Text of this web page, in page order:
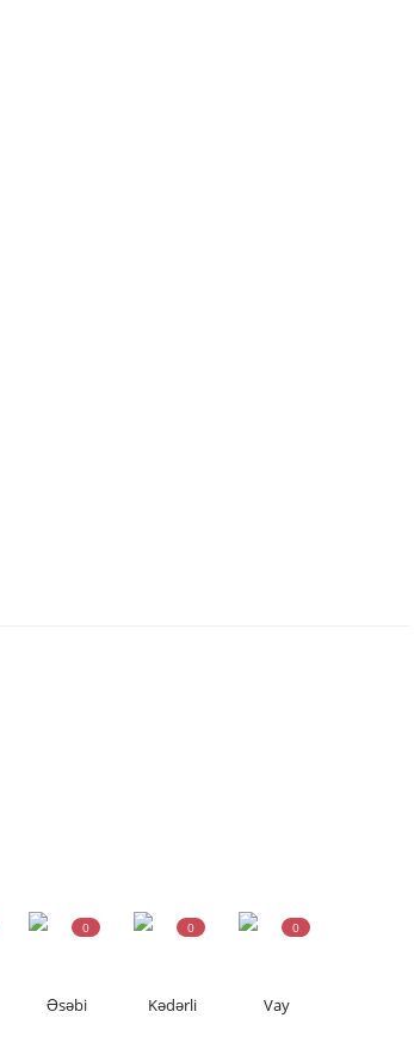
Əsəbi
0
Kədərli
0
Vay
0